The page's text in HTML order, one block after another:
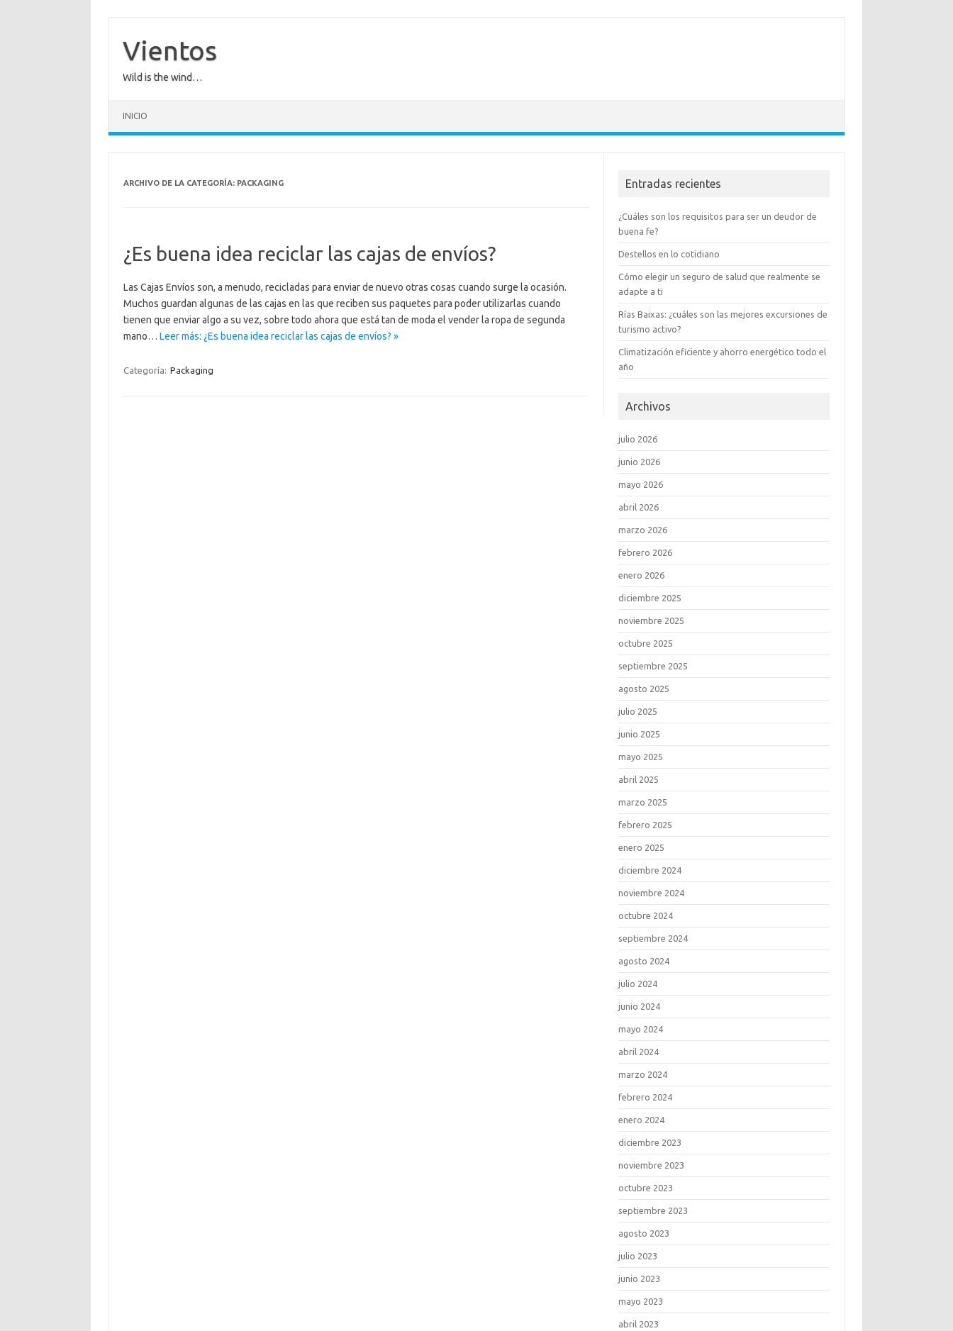
contenido
Vientos
Wild is the wind…
INICIO
ARCHIVO DE LA CATEGORÍA: PACKAGING
¿Es buena idea reciclar las cajas de envíos?
Las Cajas Envíos son, a menudo, recicladas para enviar de nuevo otras cosas cuando surge la ocasión.
Muchos guardan algunas de las cajas en las que reciben sus paquetes para poder utilizarlas cuando
tienen que enviar algo a su vez, sobre todo ahora que está tan de moda el vender la ropa de segunda
mano… Leer más: ¿Es buena idea reciclar las cajas de envíos? »
Categoría: Packaging
Entradas recientes
¿Cuáles son los requisitos para ser un deudor de
buena fe?
Destellos en lo cotidiano
Cómo elegir un seguro de salud que realmente se
adapte a ti
Rías Baixas: ¿cuáles son las mejores excursiones de
turismo activo?
Climatización eficiente y ahorro energético todo el
año
Archivos
julio 2026
junio 2026
mayo 2026
abril 2026
marzo 2026
febrero 2026
enero 2026
diciembre 2025
noviembre 2025
octubre 2025
septiembre 2025
agosto 2025
julio 2025
junio 2025
mayo 2025
abril 2025
marzo 2025
febrero 2025
enero 2025
diciembre 2024
noviembre 2024
octubre 2024
septiembre 2024
agosto 2024
julio 2024
junio 2024
mayo 2024
abril 2024
marzo 2024
febrero 2024
enero 2024
diciembre 2023
noviembre 2023
octubre 2023
septiembre 2023
agosto 2023
julio 2023
junio 2023
mayo 2023
abril 2023